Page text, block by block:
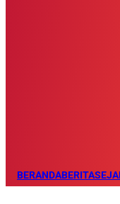
BERANDABERITA